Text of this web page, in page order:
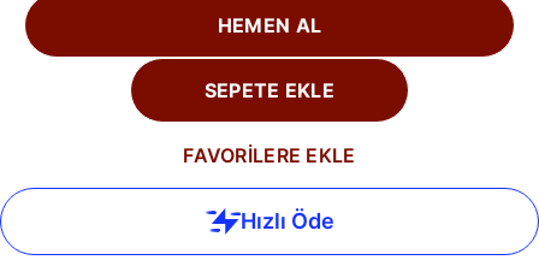
HEMEN AL
SEPETE EKLE
FAVORİLERE EKLE